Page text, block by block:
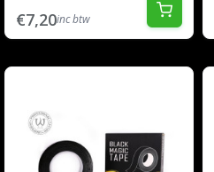
€7,20inc btw